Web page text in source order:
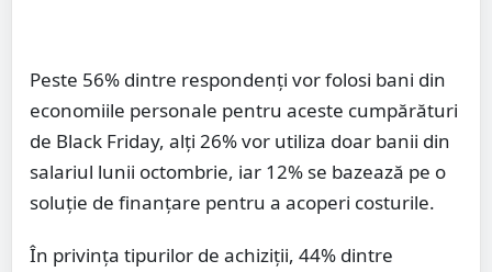
Peste 56% dintre respondenţi vor folosi bani din
economiile personale pentru aceste cumpărături
de Black Friday, alţi 26% vor utiliza doar banii din
salariul lunii octombrie, iar 12% se bazează pe o
soluţie de finanţare pentru a acoperi costurile.
În privinţa tipurilor de achiziţii, 44% dintre